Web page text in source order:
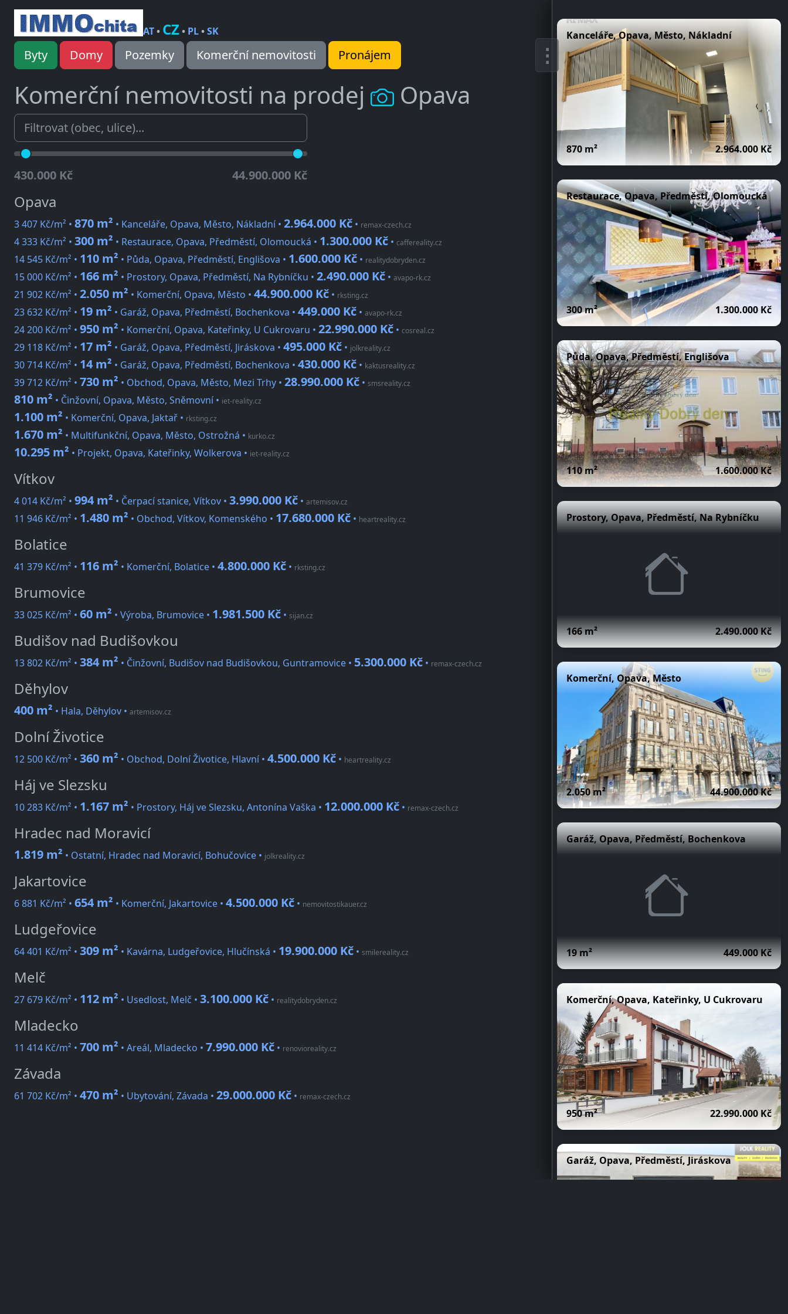
AT• CZ• PL•SK
Byty Domy Pozemky Komerční nemovitosti Pronájem
Komerční nemovitosti na prodej Opava
430.000 Kč 44.900.000 Kč
Opava
3 407 Kč/m² • 870 m² • Kanceláře, Opava, Město, Nákladní • 2.964.000 Kč • remax-czech.cz
4 333 Kč/m² • 300 m² • Restaurace, Opava, Předměstí, Olomoucká • 1.300.000 Kč • caffereality.cz
14 545 Kč/m² • 110 m² • Půda, Opava, Předměstí, Englišova • 1.600.000 Kč • realitydobryden.cz
15 000 Kč/m² • 166 m² • Prostory, Opava, Předměstí, Na Rybníčku • 2.490.000 Kč • avapo-rk.cz
21 902 Kč/m² • 2.050 m² • Komerční, Opava, Město • 44.900.000 Kč • rksting.cz
23 632 Kč/m² • 19 m² • Garáž, Opava, Předměstí, Bochenkova • 449.000 Kč • avapo-rk.cz
24 200 Kč/m² • 950 m² • Komerční, Opava, Kateřinky, U Cukrovaru • 22.990.000 Kč • cosreal.cz
29 118 Kč/m² • 17 m² • Garáž, Opava, Předměstí, Jiráskova • 495.000 Kč • jolkreality.cz
30 714 Kč/m² • 14 m² • Garáž, Opava, Předměstí, Bochenkova • 430.000 Kč • kaktusreality.cz
39 712 Kč/m² • 730 m² • Obchod, Opava, Město, Mezi Trhy • 28.990.000 Kč • smsreality.cz
810 m² • Činžovní, Opava, Město, Sněmovní• iet-reality.cz
1.100 m² • Komerční, Opava, Jaktař • rksting.cz
1.670 m² • Multifunkční, Opava, Město, Ostrožná • kurko.cz
10.295 m² • Projekt, Opava, Kateřinky, Wolkerova • iet-reality.cz
Vítkov
4 014 Kč/m² • 994 m² • Čerpací stanice, Vítkov • 3.990.000 Kč • artemisov.cz
11 946 Kč/m² • 1.480 m² • Obchod, Vítkov, Komenského • 17.680.000 Kč • heartreality.cz
Bolatice
41 379 Kč/m² • 116 m² • Komerční, Bolatice • 4.800.000 Kč • rksting.cz
Brumovice
33 025 Kč/m² • 60 m² • Výroba, Brumovice • 1.981.500 Kč • sijan.cz
Budišov nad Budišovkou
13 802 Kč/m² • 384 m² • Činžovní, Budišov nad Budišovkou, Guntramovice • 5.300.000 Kč • remax-czech.cz
Děhylov
400 m² • Hala, Děhylov • artemisov.cz
Dolní Životice
12 500 Kč/m² • 360 m² • Obchod, Dolní Životice, Hlavní • 4.500.000 Kč • heartreality.cz
Háj ve Slezsku
10 283 Kč/m² • 1.167 m² • Prostory, Háj ve Slezsku, Antonína Vaška • 12.000.000 Kč • remax-czech.cz
Hradec nad Moravicí
1.819 m² • Ostatní, Hradec nad Moravicí, Bohučovice • jolkreality.cz
Jakartovice
6 881 Kč/m² • 654 m² • Komerční, Jakartovice • 4.500.000 Kč • nemovitostikauer.cz
Ludgeřovice
64 401 Kč/m² • 309 m² • Kavárna, Ludgeřovice, Hlučínská • 19.900.000 Kč • smilereality.cz
Melč
27 679 Kč/m² • 112 m² • Usedlost, Melč • 3.100.000 Kč • realitydobryden.cz
Mladecko
11 414 Kč/m² • 700 m² • Areál, Mladecko • 7.990.000 Kč • renovioreality.cz
Závada
61 702 Kč/m² • 470 m² • Ubytování, Závada • 29.000.000 Kč • remax-czech.cz